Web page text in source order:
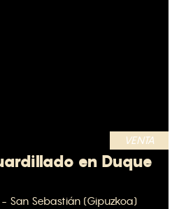
VENTA
en Duque
San Sebastián (Gipuzkoa)